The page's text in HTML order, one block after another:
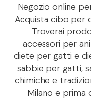
Negozio online
Acquista cibo per
Troverai
accessori per
diete per gatti e
sabbie per gatti,
chimiche e
Milano e prima